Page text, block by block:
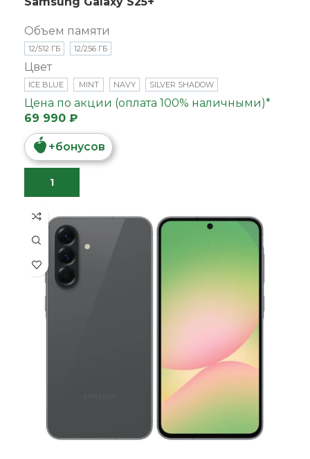
Объем памяти
12/512 ГБ 12/256 ГБ
Цвет
ICE BLUE MINT NAVY SILVER SHADOW
Цена по акции (оплата 100% наличными)*
69 990 ₽
+бонусов